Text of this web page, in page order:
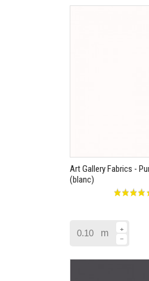
Art Gallery Fabrics -
(blanc)
m